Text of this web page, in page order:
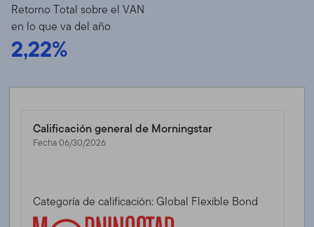
Retorno Total sobre el VAN
en lo que va del año
2,22%
Calificación general de Morningstar
Fecha 06/30/2026
Categoría de calificación: Global Flexible Bond